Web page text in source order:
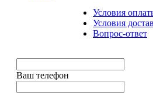
Условия
Условия
Вопрос-ответ
Ваш телефон